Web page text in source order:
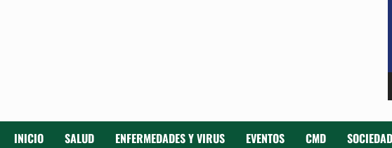
INICIO SALUD ENFERMEDADES Y VIRUS EVENTOS CMD